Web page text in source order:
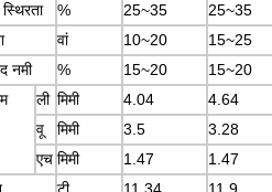
% 25~35 25~35
वां 10~20 15~25
नमी
% 15~20 15~20
ली मिमी 4.04 4.64
वू
मिमी 3.5 3.28
एच मिमी 1.47 1.47